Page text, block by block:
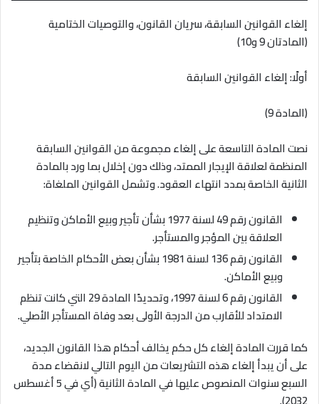
إلغاء القوانين السابقة، سريان القانون، والتوصيات الختامية
(المادتان 9 و10)
أولًا: إلغاء القوانين السابقة
(المادة 9)
نصت المادة التاسعة على إلغاء مجموعة من القوانين السابقة
المنظمة لعلاقة الإيجار الممتد، وذلك دون إخلال بما ورد بالمادة
الثانية الخاصة بمدد انتهاء العقود. وتشمل القوانين الملغاة:
القانون رقم 49 لسنة 1977 بشأن تأجير وبيع الأماكن وتنظيم
العلاقة بين المؤجر والمستأجر.
القانون رقم 136 لسنة 1981 بشأن بعض الأحكام الخاصة بتأجير
وبيع الأماكن.
القانون رقم 6 لسنة 1997، وتحديدًا المادة 29 التي كانت تنظم
الامتداد للأقارب من الدرجة الأولى بعد وفاة المستأجر الأصلي.
كما قررت المادة إلغاء كل حكم يخالف أحكام هذا القانون الجديد،
على أن يبدأ إلغاء هذه التشريعات من اليوم التالي لانقضاء مدة
السبع سنوات المنصوص عليها في المادة الثانية (أي في 5 أغسطس